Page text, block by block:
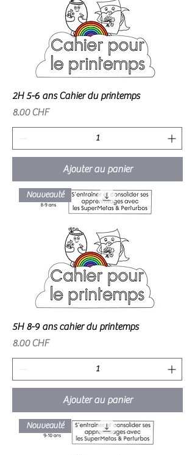
2H 5-6 ans Cahier du printemps
Prix
8.00 CHF
Ajouter au panier
Nouveauté
5H 8-9 ans cahier du printemps
Prix
8.00 CHF
Ajouter au panier
Nouveauté